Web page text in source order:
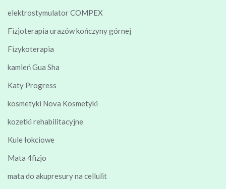
elektrostymulator COMPEX
Fizjoterapia urazów kończyny górnej
Fizykoterapia
kamień Gua Sha
Katy Progress
kosmetyki Nova Kosmetyki
kozetki rehabilitacyjne
Kule łokciowe
Mata 4fizjo
mata do akupresury na cellulit